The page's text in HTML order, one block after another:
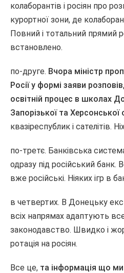
колаборантів і росіян про
курортної зони, де
Повний і тотальний прямий
встановлено.
по-друге. Вчора міністр
Росії у формі заяви
освітній процес в школах
Запорізької та
квазіреспублик і сателітів.
по-третє. Банківська
одразу під російський банк.
вже російські. Ніяких ігр в
в четвертих. В Донецьку
всіх напрямах адаптують
законодавство. Швидко і
ротація на росіян.
Все це, та інформація що